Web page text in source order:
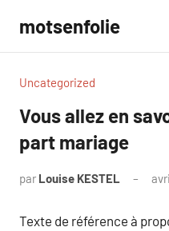
contenu
motsenfolie
Uncategorized
Vous allez en
part mariage
par Louise KESTEL
Texte de référence à